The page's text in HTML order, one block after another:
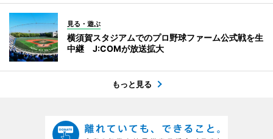
見る・遊ぶ
横須賀スタジアムでのプロ野球ファーム公式戦を生
中継 J:COMが放送拡大
もっと見る